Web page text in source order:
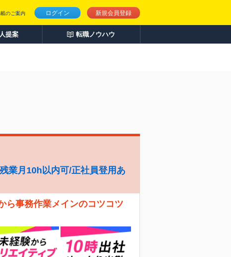
ログイン 新規会員登録
のご案内
提案 転職ノウハウ
業月10h以内可/正社員登用あ
事務作業メインのコツコツ